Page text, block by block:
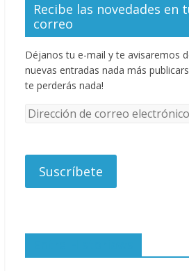
Recibe las novedades en
correo
Déjanos tu e-mail y te avisaremos
nuevas entradas nada más
te perderás nada!
D
e
c
n